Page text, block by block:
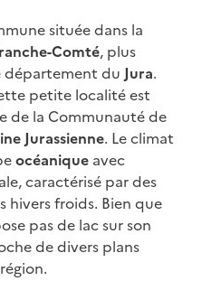
située dans la
Comté, plus
département du Jura.
petite localité est
de la Communauté de
Jurassienne. Le climat
océaniqueavec
caractérisé par des
hivers froids. Bien que
pas de lac sur son
de divers plans